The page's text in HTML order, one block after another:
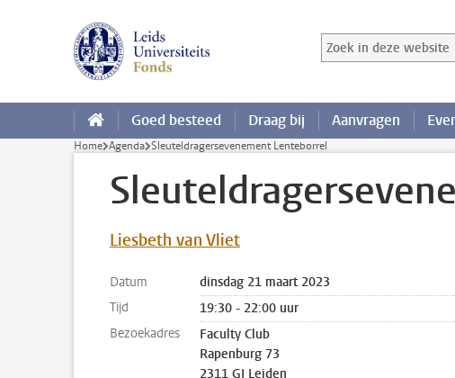
Zoek in deze website
Zoekterm
Goed besteed Draag bij Aanvragen
Home Agenda Sleuteldragersevenement Lenteborrel
Liesbeth van Vliet
Datum
dinsdag 21 maart 2023
Tijd
19:30 - 22:00 uur
Bezoekadres
Faculty Club
Rapenburg 73
2311 GJ Leiden